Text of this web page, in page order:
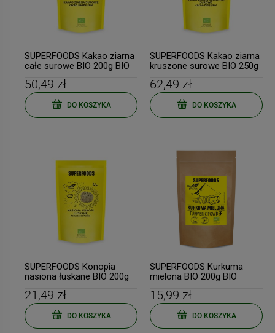
DUOLIFE Naturalny
Chlorofil w płynie 750ml
139,90 zł
Cena regularna:149,90 zł
DO KOSZYKA
Duolife MOJA KREW 750ml
My Blood PROMOCJA
171,39 zł
SUPERFOODS Kakao ziarna
całe surowe BIO 200g BIO
50,49 zł
DO KOSZYKA
SUPERFOODS Kakao ziarna
kruszone surowe BIO 250g
62,49 zł
DO KOSZYKA
SUPERFOODS Konopia
nasiona łuskane BIO 200g
21,49 zł
DO KOSZYKA
SUPERFOODS Kurkuma
mielona BIO 200g BIO
15,99 zł
DO KOSZYKA